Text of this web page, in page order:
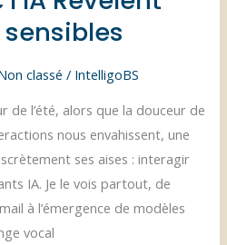
classé / IntelligoBS
de l’été, alors que la douceur de
nous envahissent, une
ses aises : interagir
IA. Je le vois partout, de
à l’émergence de modèles
vocal